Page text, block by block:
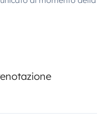
un’avventura